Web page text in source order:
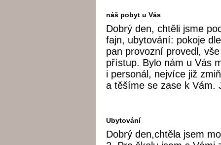
náš pobyt u Vás
Dobrý den, chtěli jsme
fajn, ubytování: pokoje
pan provozní provedl,
přístup. Bylo nám u Vás
i personál, nejvíce již
a těšíme se zase k Vám.
Ubytování
Dobrý den,chtěla jsem